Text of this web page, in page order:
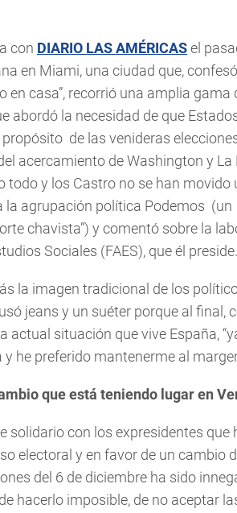
con DIARIO LAS AMÉRICASel
en Miami, una ciudad que,
en casa”, recorrió una amplia gama
abordó la necesidad de que
de las venideras
acercamiento de Washington y La
todo y los Castro no se han movido
la agrupación política Podemos (un
chavista”) y comentó sobre la
Sociales (FAES), que él preside.
la imagen tradicional de los
jeans y un suéter porque al final,
actual situación que vive España,
he preferido mantenerme al
que está teniendo lugar en
solidario con los expresidentes que
electoral y en favor de un cambio
del 6 de diciembre ha sido
hacerlo imposible, de no aceptar